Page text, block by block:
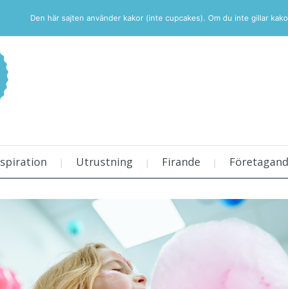
Utrustning Firande
Den här sajten använder kakor (inte cupcakes). Om du inte gillar